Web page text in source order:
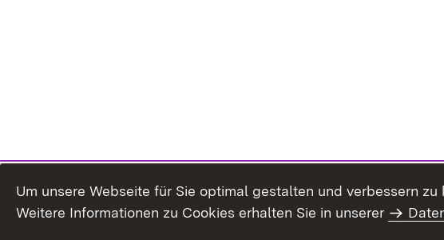
Um unsere Webseite für Sie optimal gestalten und verbessern zu
Weitere Informationen zu Cookies erhalten Sie in unserer